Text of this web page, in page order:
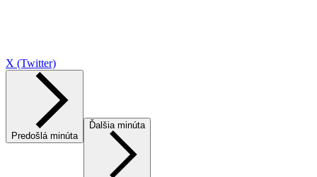
X (Twitter)
Predošlá minúta
Ďalšia minúta